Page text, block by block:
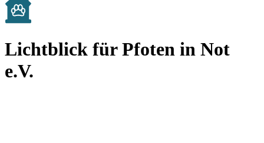
Lichtblick für Pfoten in Not
e.V.